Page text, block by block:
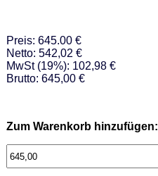
Preis: 645.00 €
Netto: 542,02 €
MwSt (19%): 102,98 €
Brutto: 645,00 €
Zum Warenkorb hinzufügen: